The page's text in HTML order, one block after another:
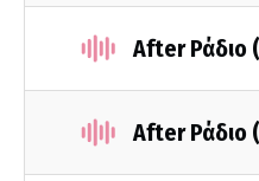
After Ράδιο
After Ράδιο